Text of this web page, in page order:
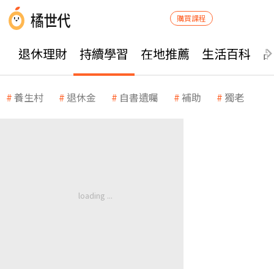
購買課程
退休理財 持續學習 在地推薦 生活百科
養生村 退休金 自書遺囑 補助 獨老